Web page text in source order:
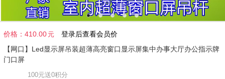
价格： 410.00 元
登录后查看会员价
【网口】Led显示屏吊装超薄高亮窗口显示屏集中办事大厅办公指示牌
门口屏
100元送0积分